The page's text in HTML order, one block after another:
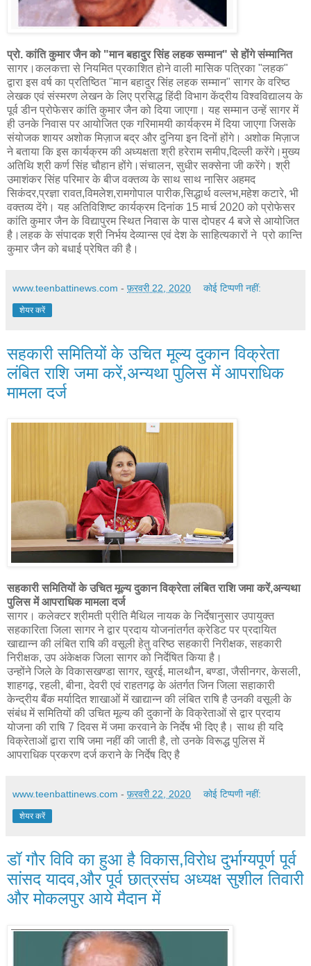
प्रो. कांति कुमार जैन को "मान बहादुर सिंह लहक सम्मान" से होंगे संम्मानित
सागर।कलकत्ता से नियमित प्रकाशित होने वाली मासिक पत्रिका "लहक"
द्वारा इस वर्ष का प्रतिष्ठित "मान बहादुर सिंह लहक सम्मान" सागर के वरिष्ठ
लेखक एवं संस्मरण लेखन के लिए प्रसिद्ध हिंदी विभाग केंद्रीय विश्वविद्यालय के
पूर्व डीन प्रोफेसर कांति कुमार जैन को दिया जाएगा। यह सम्मान उन्हें सागर में
ही उनके निवास पर आयोजित एक गरिमामयी कार्यक्रम में दिया जाएगा जिसके
संयोजक शायर अशोक मिज़ाज बद्र और दुनिया इन दिनों होंगे। अशोक मिज़ाज
ने बताया कि इस कार्यक्रम की अध्यक्षता श्री हरेराम समीप,दिल्ली करेंगे।मुख्य
अतिथि श्री कर्ण सिंह चौहान होंगे।संचालन, सुधीर सक्सेना जी करेंगे। श्री
उमाशंकर सिंह परिमार के बीज वक्तव्य के साथ साथ नासिर अहमद
सिकंदर,प्रज्ञा रावत,विमलेश,रामगोपाल पारीक,सिद्धार्थ वल्लभ,महेश कटारे, भी
वक्तव्य देंगे। यह अतिविशिष्ट कार्यक्रम दिनांक 15 मार्च 2020 को प्रोफेसर
कांति कुमार जैन के विद्यापुरम स्थित निवास के पास दोपहर 4 बजे से आयोजित
है।लहक के संपादक श्री निर्भय देव्यान्स एवं देश के साहित्यकारों ने प्रो कान्ति
कुमार जैन को बधाई प्रेषित की है।
www.teenbattinews.com - फ़रवरी 22, 2020 कोई टिप्पणी नहीं:
शेयर करें
सहकारी समितियों के उचित मूल्य दुकान विक्रेता
लंबित राशि जमा करें,अन्यथा पुलिस में आपराधिक
मामला दर्ज
सहकारी समितियों के उचित मूल्य दुकान विक्रेता लंबित राशि जमा करें,अन्यथा
पुलिस मेंआपराधिक मामला दर्ज
सागर। कलेक्टर श्रीमती प्रीति मैथिल नायक के निर्देषानुसार उपायुक्त
सहकारिता जिला सागर ने द्वार प्रदाय योजनांतर्गत क्रेडिट पर प्रदायित
खाद्यान्न की लंबित राषि की वसूली हेतु वरिष्ठ सहकारी निरीक्षक, सहकारी
निरीक्षक, उप अंकेक्षक जिला सागर को निर्देषित किया है।
उन्होंने जिले के विकासखण्डा सागर, खुरई, मालथौन, बण्डा, जैसीनगर, केसली,
शाहगढ़, रहली, बीना, देवरी एवं राहतगढ़ के अंतर्गत जिन जिला सहाकारी
केन्द्रीय बैंक मर्यादित शाखाओं में खाद्यान्न की लंबित राषि है उनकी वसूली के
संबंध में समितियों की उचित मूल्य की दुकानों के विक्रेताओं से द्वार प्रदाय
योजना की राषि 7 दिवस में जमा करवाने के निर्देष भी दिए है। साथ ही यदि
विक्रेताओं द्वारा राषि जमा नहीं की जाती है, तो उनके विरूद्ध पुलिस में
आपराधिक प्रकरण दर्ज कराने के निर्देष दिए है
www.teenbattinews.com - फ़रवरी 22, 2020 कोई टिप्पणी नहीं:
शेयर करें
डॉ गौर विवि का हुआ है विकास,विरोध दुर्भाग्यपूर्ण पूर्व
सांसद यादव,और पूर्व छात्रसंघ अध्यक्ष सुशील तिवारी
और मोकलपुर आये मैदान में